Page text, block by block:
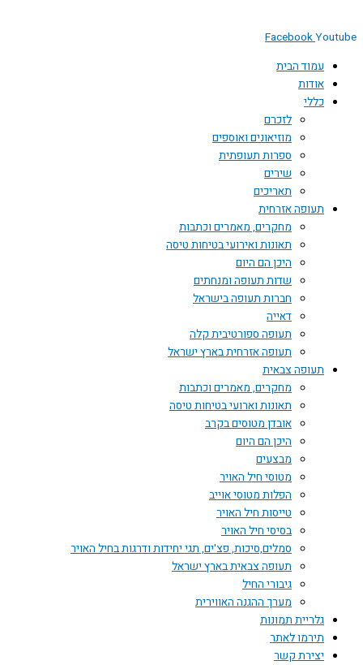
Facebook
עמוד הבית
אודות
כללי
לזכרם
מוזיאונים ואוספים
ספרות תעופתית
שירים
תאריכים
תעופה אזרחית
מחקרים, מאמרים וכתבות
תאונות ואירועי בטיחות טיסה
היכן הם היום
שדות תעופה ומנחתים
חברות תעופה בישראל
דאייה
תעופה ספורטיבית קלה
תעופה אזרחית בארץ ישראל
תעופה צבאית
מחקרים, מאמרים וכתבות
תאונות וארועי בטיחות טיסה
אובדן מטוסים בקרב
היכן הם היום
מבצעים
מטוסי חיל האויר
הפלות מטוסי אוייב
טייסות חיל האויר
בסיסי חיל האויר
סמלים,סיכות, פצ'ים, תגי יחידות ודרגות בחיל האויר
תעופה צבאית בארץ ישראל
גיבורי החיל
מערך ההגנה האווירית
גלריית תמונות
תירמו לאתר
יצירת קשר